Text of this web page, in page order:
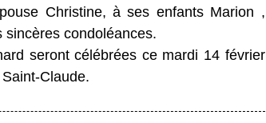
Christine, à ses enfants Marion ,
sincères condoléances.
seront célébrées ce mardi 14 février
Claude.